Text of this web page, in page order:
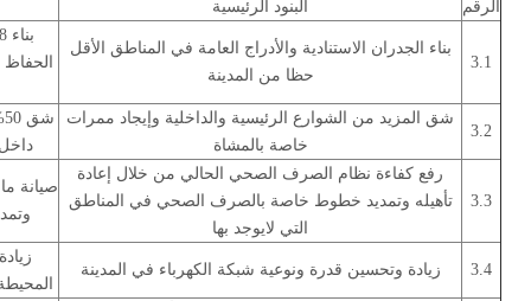
البنود الرئيسية الرقم
بناء الجدران الاستنادية والأدراج العامة في المناطق الأقل
حظا من المدينة
3.1
شق المزيد من الشوارع الرئيسية والداخلية وإيجاد ممرات
خاصة بالمشاة
3.2
رفع كفاءة نظام الصرف الصحي الحالي من خلال إعادة
تأهيله وتمديد خطوط خاصة بالصرف الصحي في المناطق
التي لايوجد بها
3.3
زيادة وتحسين قدرة ونوعية شبكة الكهرباء في المدينة 3.4